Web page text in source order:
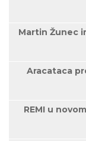
Martin Žunec
Aracataca
REMI u